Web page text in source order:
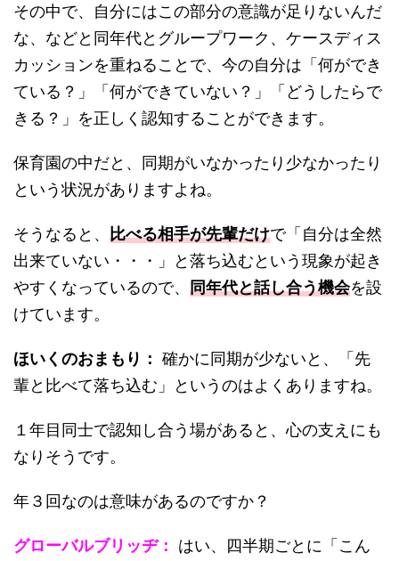
その中で、自分にはこの部分の意識が足りないんだ
な、などと同年代とグループワーク、ケースディス
カッションを重ねることで、今の自分は「何ができ
ている？」「何ができていない？」「どうしたらで
きる？」を正しく認知することができます。
保育園の中だと、同期がいなかったり少なかったり
という状況がありますよね。
そうなると、 比べる相手が先輩だけで「自分は全然
出来ていない・・・」と落ち込むという現象が起き
やすくなっているので、 同年代と話し合う機会を設
けています。
ほいくのおまもり： 確かに同期が少ないと、「先
輩と比べて落ち込む」というのはよくありますね。
１年目同士で認知し合う場があると、心の支えにも
なりそうです。
年３回なのは意味があるのですか？
グローバルブリッヂ：
はい、四半期ごとに「こん